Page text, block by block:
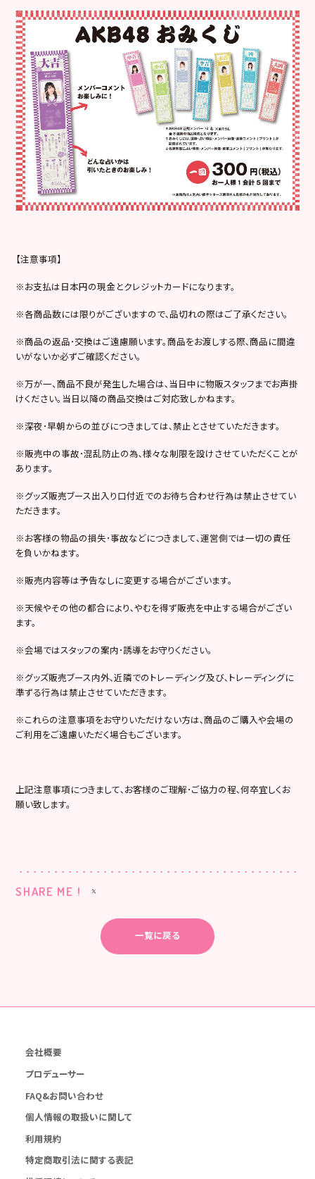
【注意事項】
※お支払は日本円の現金とクレジットカードになります。
※各商品数には限りがございますので､品切れの際はご了承ください。
※商品の返品･交換はご遠慮願います。商品をお渡しする際､商品に間違
いがないか必ずご確認ください。
※万が一、商品不良が発生した場合は､当日中に物販スタッフまでお声掛
けください。当日以降の商品交換はご対応致しかねます。
※深夜･早朝からの並びにつきましては､禁止とさせていただきます。
※販売中の事故･混乱防止の為､様々な制限を設けさせていただくことが
あります。
※グッズ販売ブース出入り口付近でのお待ち合わせ行為は禁止させてい
ただきます。
※お客様の物品の損失･事故などにつきまして､運営側では一切の責任
を負いかねます。
※販売内容等は予告なしに変更する場合がございます。
※天候やその他の都合により､やむを得ず販売を中止する場合がござい
ます。
※会場ではスタッフの案内･誘導をお守りください。
※グッズ販売ブース内外､近隣でのトレーディング及び､トレーディングに
準ずる行為は禁止させていただきます。
※これらの注意事項をお守りいただけない方は､商品のご購入や会場の
ご利用をご遠慮いただく場合もございます。
上記注意事項につきまして､お客様のご理解･ご協力の程､何卒宜しくお
願い致します。
SHARE ME !
一覧に戻る
会社概要
プロデューサー
FAQ&お問い合わせ
個人情報の取扱いに関して
利用規約
特定商取引法に関する表記